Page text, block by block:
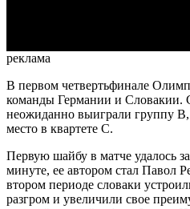
реклама
В первом четвертьфинале
команды Германии и Словакии.
неожиданно выиграли группу
место в квартете С.
Первую шайбу в матче удалось
минуте, ее автором стал Павол
втором периоде словаки
разгром и увеличили свое